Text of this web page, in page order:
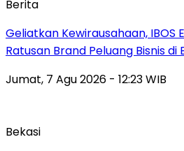
Berita
‎Geliatkan Kewirausahaan, IBOS
Ratusan Brand Peluang Bisnis di
Jumat, 7 Agu 2026 - 12:23 WIB
Bekasi